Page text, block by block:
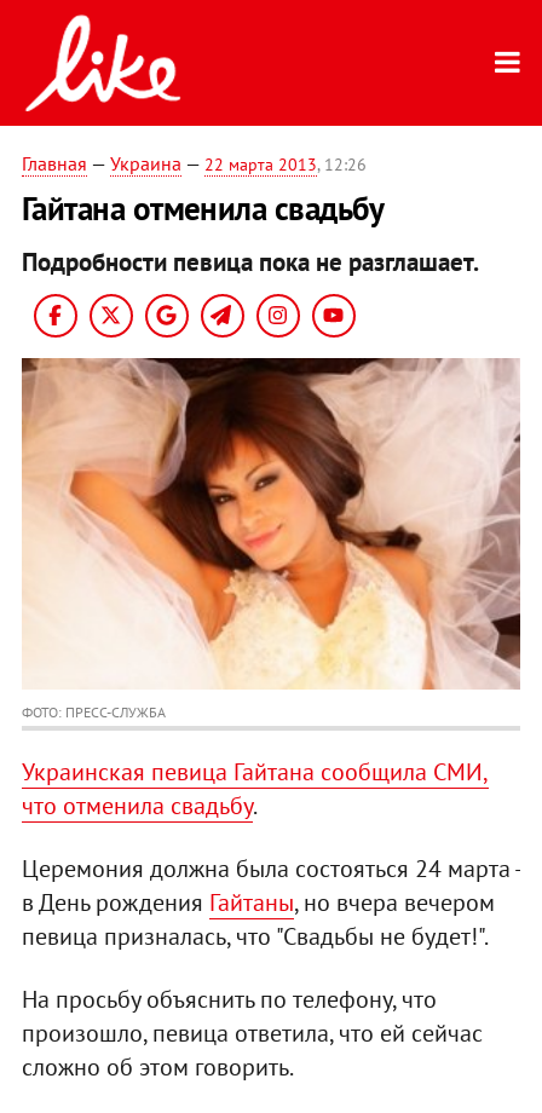
Главная — Украина — 22 марта 2013, 12:26
Гайтана отменила свадьбу
Подробности певица пока не разглашает.
ФОТО: ПРЕСС-СЛУЖБА
Украинская певица Гайтана сообщила СМИ,
что отменила свадьбу.
Церемония должна была состояться 24 марта -
в День рождения Гайтаны, но вчера вечером
певица призналась, что "Свадьбы не будет!".
На просьбу объяснить по телефону, что
произошло, певица ответила, что ей сейчас
сложно об этом говорить.